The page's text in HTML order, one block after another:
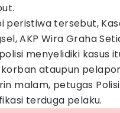
peristiwa tersebut,
AKP Wira Graha
menyelidiki kasus
ataupun
malam, petugas
terduga pelaku.